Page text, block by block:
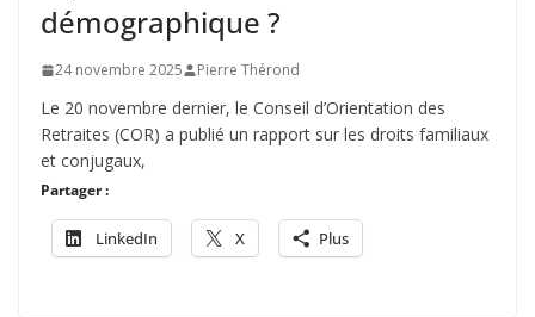
démographique ?
24 novembre 2025 Pierre Thérond
Le 20 novembre dernier, le Conseil d’Orientation des
Retraites (COR) a publié un rapport sur les droits familiaux
et conjugaux,
Partager :
LinkedIn X Plus